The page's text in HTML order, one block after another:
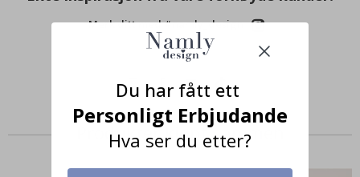
Merk ditt med #namly_design
Produkter kjøpt sammen
Du har fått ett
Personligt Erbjudande
Hva ser du etter?